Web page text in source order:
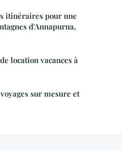
itinéraires pour une
d'Annapurna,
location vacances à
sur mesure et